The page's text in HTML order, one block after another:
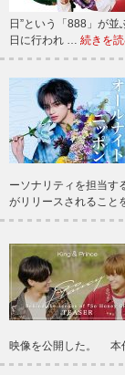
日”という「888」が並
日に行われ … 続きを
ーソナリティを担当
がリリースされること
映像を公開した。 本